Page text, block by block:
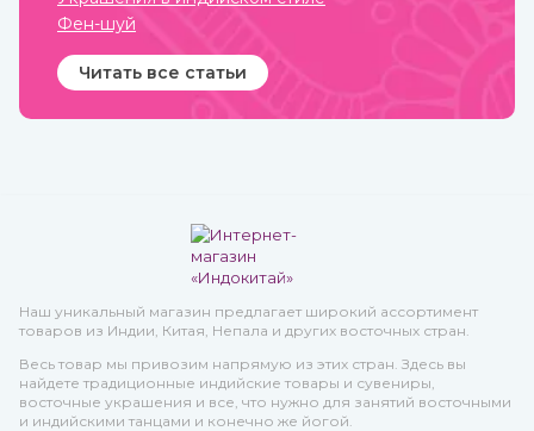
Фен-шуй
Читать все статьи
Наш уникальный магазин предлагает широкий ассортимент
товаров из Индии, Китая, Непала и других восточных стран.
Весь товар мы привозим напрямую из этих стран. Здесь вы
найдете традиционные индийские товары и сувениры,
восточные украшения и все, что нужно для занятий восточными
и индийскими танцами и конечно же йогой.